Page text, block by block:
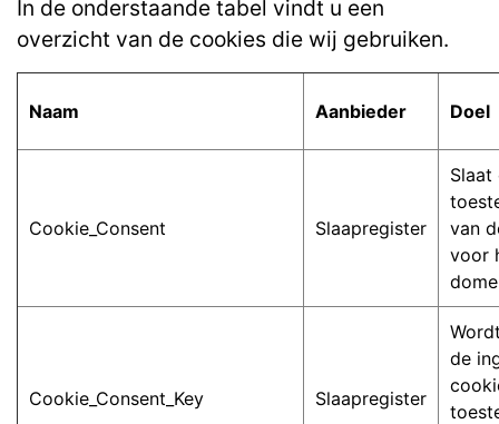
In de onderstaande tabel vindt u een
overzicht van de cookies die wij gebruiken.
Naam Aanbieder Doel
Cookie_Consent Slaapregister
van
voor
Cookie_Consent_Key Slaapregister
de